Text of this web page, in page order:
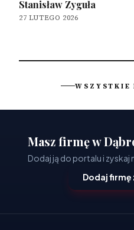
Stanisław Zyguła
27 LUTEGO 2026
WSZYSTKIE
Masz firmę w
Dodaj ją do portalu i
Dodaj firmę